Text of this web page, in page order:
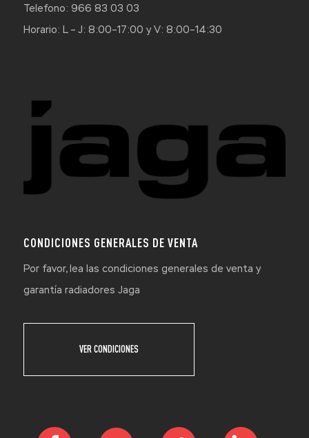
Telefono: 966 83 03 03
Horario: L – J: 8:00–17:00 y V: 8:00–14:30
CONDICIONES GENERALES DE VENTA
Por favor, lea las condiciones generales de venta y
garantía radiadores Jaga
VER CONDICIONES